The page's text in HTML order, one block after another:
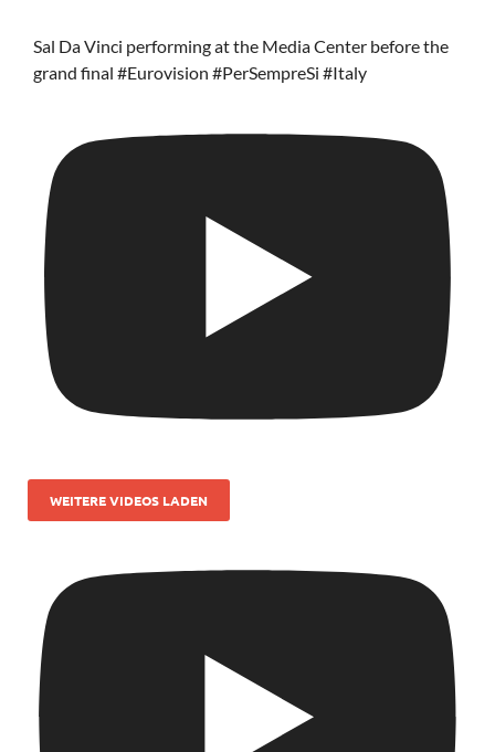
Sal Da Vinci performing at the Media Center before the
grand final #Eurovision #PerSempreSi #Italy
WEITERE VIDEOS LADEN